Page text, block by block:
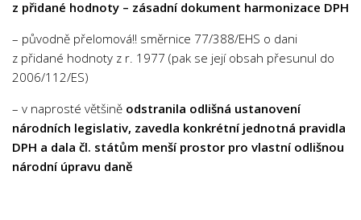
z přidané hodnoty – zásadní dokument harmonizace DPH
– původně přelomová!! směrnice 77/388/EHS o dani
z přidané hodnoty z r. 1977 (pak se její obsah přesunul do
2006/112/ES)
– v naprosté většině odstranila odlišná ustanovení
národních legislativ, zavedla konkrétní jednotná pravidla
DPH a dala čl. státům menší prostor pro vlastní odlišnou
národní úpravu daně